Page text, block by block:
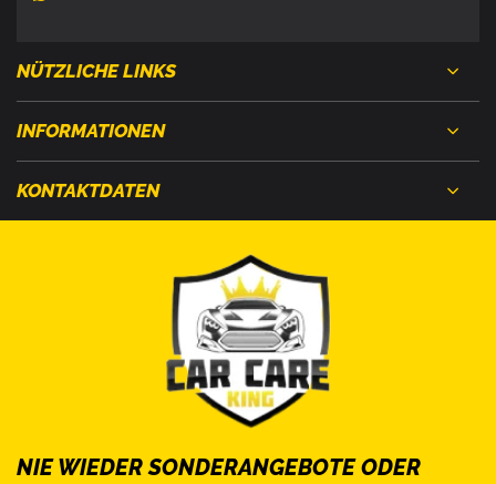
NÜTZLICHE LINKS
INFORMATIONEN
KONTAKTDATEN
NIE WIEDER SONDERANGEBOTE ODER